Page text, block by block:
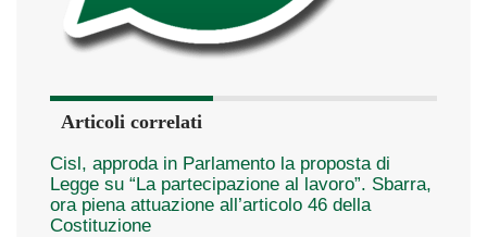
Articoli correlati
Cisl, approda in Parlamento la proposta di
Legge su “La partecipazione al lavoro”. Sbarra,
ora piena attuazione all’articolo 46 della
Costituzione